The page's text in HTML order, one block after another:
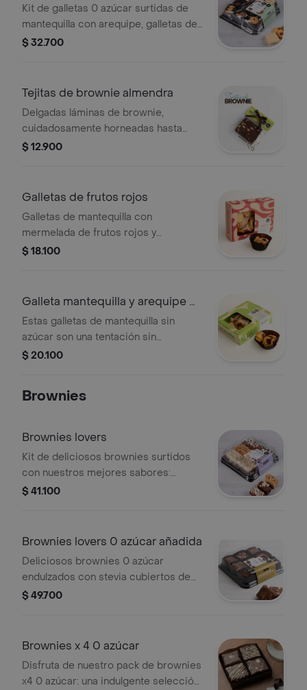
Kit de galletas 0 azúcar surtidas de
mantequilla con arequipe, galletas de
pasas y avena, y galletas de
$ 32.700
Tejitas de brownie almendra
Delgadas láminas de brownie,
cuidadosamente horneadas hasta
alcanzar una textura crujiente,
$ 12.900
Galletas de frutos rojos
Galletas de mantequilla con
mermelada de frutos rojos y
chocolate blanco.
$ 18.100
Galleta mantequilla y arequipe 0
azúcar
Estas galletas de mantequilla sin
azúcar son una tentación sin
remordimientos. con un café o una
$ 20.100
Brownies
Brownies lovers
Kit de deliciosos brownies surtidos
con nuestros mejores sabores:
cheesecake, chocolate y blondie
$ 41.100
Brownies lovers 0 azúcar añadida
Deliciosos brownies 0 azúcar
endulzados con stevia cubiertos de
chocolate cero azúcar y chips de
$ 49.700
Brownies x 4 0 azúcar
Disfruta de nuestro pack de brownies
x4 0 azúcar: una indulgente selección